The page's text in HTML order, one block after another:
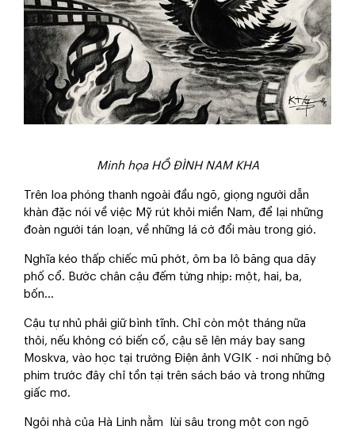
Minh họa HỒ ĐÌNH NAM KHA
Trên loa phóng thanh ngoài đầu ngõ, giọng người dẫn
khàn đặc nói về việc Mỹ rút khỏi miền Nam, để lại những
đoàn người tán loạn, về những lá cờ đổi màu trong gió.
Nghĩa kéo thấp chiếc mũ phớt, ôm ba lô băng qua dãy
phố cổ. Bước chân cậu đếm từng nhịp: một, hai, ba,
bốn...
Cậu tự nhủ phải giữ bình tĩnh. Chỉ còn một tháng nữa
thôi, nếu không có biến cố, cậu sẽ lên máy bay sang
Moskva, vào học tại trường Điện ảnh VGIK - nơi những bộ
phim trước đây chỉ tồn tại trên sách báo và trong những
giấc mơ.
Ngôi nhà của Hà Linh nằm lùi sâu trong một con ngõ